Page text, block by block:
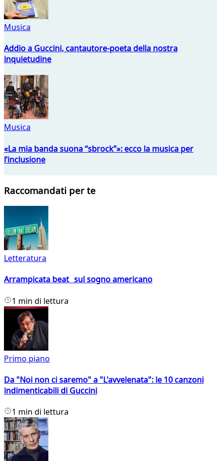
Musica
Addio a Guccini, cantautore-poeta della nostra
inquietudine
Musica
«La mia banda suona “sbrock”»: ecco la musica per
l’inclusione
Raccomandati per te
Letteratura
Arrampicata beat sul sogno americano
1 min di lettura
Primo piano
Da "Noi non ci saremo" a "L'avvelenata": le 10 canzoni
indimenticabili di Guccini
1 min di lettura